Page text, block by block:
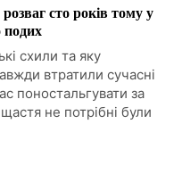
сто років тому у
схили та яку
втратили сучасні
поностальгувати за
не потрібні були